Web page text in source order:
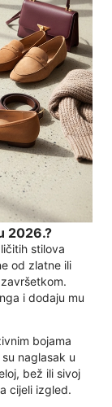
2026.?
stilova
od zlatne ili
i dodaju mu
bojama
naglasak u
bež ili sivoj
cijeli izgled.